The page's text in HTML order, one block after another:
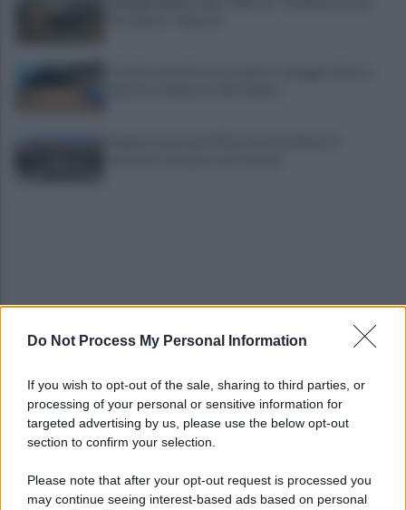
Do Not Process My Personal Information
If you wish to opt-out of the sale, sharing to third parties, or
processing of your personal or sensitive information for
targeted advertising by us, please use the below opt-out
section to confirm your selection.
Please note that after your opt-out request is processed you
may continue seeing interest-based ads based on personal
Lukaku vicino all'addio dal Napoli: dove potrebbe
Campi Flegrei, 700 case inagibili e sgomberate:
sale la protesta